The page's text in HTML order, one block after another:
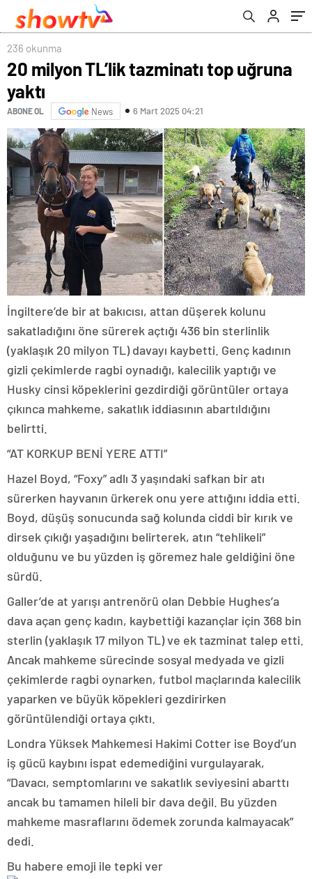
236 okunma
20 milyon TL’lik tazminatı top uğruna
yaktı
ABONE OL News 6 Mart 2025 04:21
İngiltere’de bir at bakıcısı, attan düşerek kolunu
sakatladığını öne sürerek açtığı 436 bin sterlinlik
(yaklaşık 20 milyon TL) davayı kaybetti. Genç kadının
gizli çekimlerde ragbi oynadığı, kalecilik yaptığı ve
Husky cinsi köpeklerini gezdirdiği görüntüler ortaya
çıkınca mahkeme, sakatlık iddiasının abartıldığını
belirtti.
“AT KORKUP BENİ YERE ATTI”
Hazel Boyd, “Foxy” adlı 3 yaşındaki safkan bir atı
sürerken hayvanın ürkerek onu yere attığını iddia etti.
Boyd, düşüş sonucunda sağ kolunda ciddi bir kırık ve
dirsek çıkığı yaşadığını belirterek, atın “tehlikeli”
olduğunu ve bu yüzden iş göremez hale geldiğini öne
sürdü.
Galler’de at yarışı antrenörü olan Debbie Hughes’a
dava açan genç kadın, kaybettiği kazançlar için 368 bin
sterlin (yaklaşık 17 milyon TL) ve ek tazminat talep etti.
Ancak mahkeme sürecinde sosyal medyada ve gizli
çekimlerde ragbi oynarken, futbol maçlarında kalecilik
yaparken ve büyük köpekleri gezdirirken
görüntülendiği ortaya çıktı.
Londra Yüksek Mahkemesi Hakimi Cotter ise Boyd’un
iş gücü kaybını ispat edemediğini vurgulayarak,
“Davacı, semptomlarını ve sakatlık seviyesini abarttı
ancak bu tamamen hileli bir dava değil. Bu yüzden
mahkeme masraflarını ödemek zorunda kalmayacak”
dedi.
Bu habere emoji ile tepki ver